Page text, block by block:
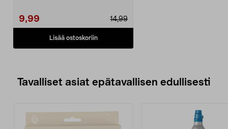
14,99
9,99
Lisää ostoskoriin
Tavalliset asiat epätavallisen edullisesti